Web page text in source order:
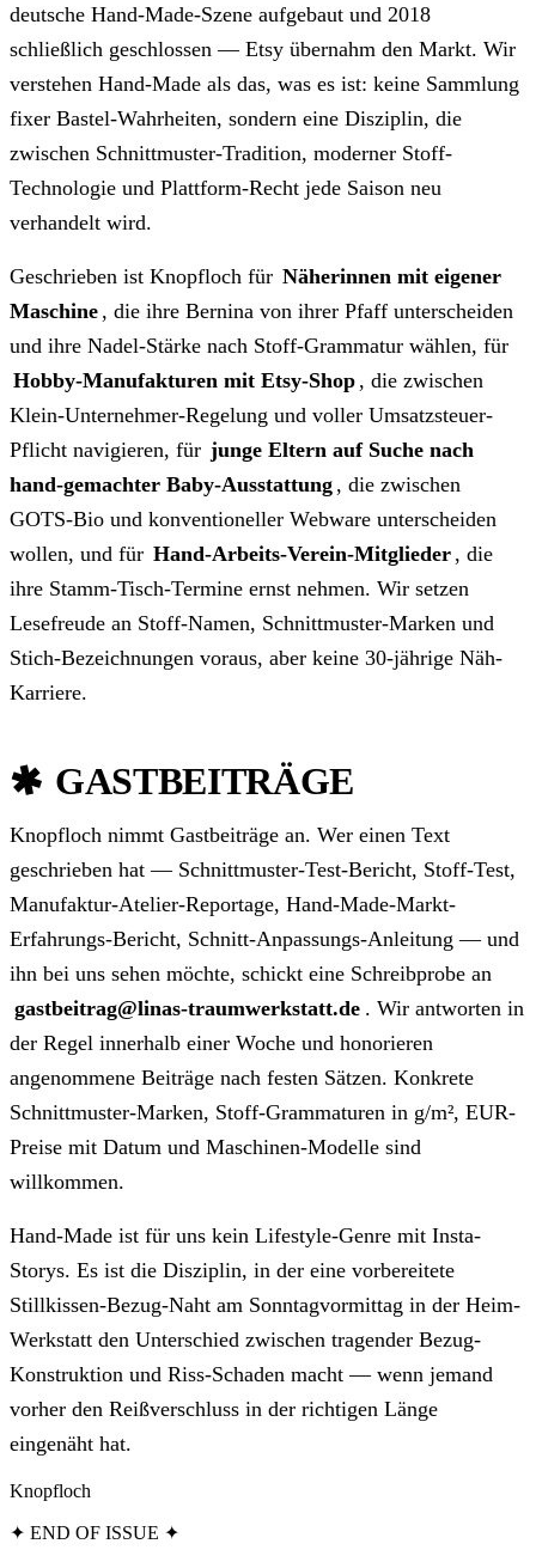
deutsche Hand-Made-Szene aufgebaut und 2018
schließlich geschlossen — Etsy übernahm den Markt. Wir
verstehen Hand-Made als das, was es ist: keine Sammlung
fixer Bastel-Wahrheiten, sondern eine Disziplin, die
zwischen Schnittmuster-Tradition, moderner Stoff-
Technologie und Plattform-Recht jede Saison neu
verhandelt wird.
Geschrieben ist Knopfloch für Näherinnen mit eigener
Maschine , die ihre Bernina von ihrer Pfaff unterscheiden
und ihre Nadel-Stärke nach Stoff-Grammatur wählen, für
Hobby-Manufakturen mit Etsy-Shop , die zwischen
Klein-Unternehmer-Regelung und voller Umsatzsteuer-
Pflicht navigieren, für junge Eltern auf Suche nach
hand-gemachter Baby-Ausstattung , die zwischen
GOTS-Bio und konventioneller Webware unterscheiden
wollen, und für Hand-Arbeits-Verein-Mitglieder , die
ihre Stamm-Tisch-Termine ernst nehmen. Wir setzen
Lesefreude an Stoff-Namen, Schnittmuster-Marken und
Stich-Bezeichnungen voraus, aber keine 30-jährige Näh-
Karriere.
GASTBEITRÄGE
Knopfloch nimmt Gastbeiträge an. Wer einen Text
geschrieben hat — Schnittmuster-Test-Bericht, Stoff-Test,
Manufaktur-Atelier-Reportage, Hand-Made-Markt-
Erfahrungs-Bericht, Schnitt-Anpassungs-Anleitung — und
ihn bei uns sehen möchte, schickt eine Schreibprobe an
gastbeitrag@linas-traumwerkstatt.de . Wir antworten in
der Regel innerhalb einer Woche und honorieren
angenommene Beiträge nach festen Sätzen. Konkrete
Schnittmuster-Marken, Stoff-Grammaturen in g/m², EUR-
Preise mit Datum und Maschinen-Modelle sind
willkommen.
Hand-Made ist für uns kein Lifestyle-Genre mit Insta-
Storys. Es ist die Disziplin, in der eine vorbereitete
Stillkissen-Bezug-Naht am Sonntagvormittag in der Heim-
Werkstatt den Unterschied zwischen tragender Bezug-
Konstruktion und Riss-Schaden macht — wenn jemand
vorher den Reißverschluss in der richtigen Länge
eingenäht hat.
Knopfloch
✦ END OF ISSUE ✦